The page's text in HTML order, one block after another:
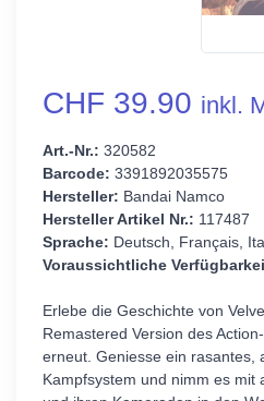
CHF 39.90 inkl.
Art.-Nr.: 320582
Barcode: 3391892035575
Hersteller: Bandai Namco
Hersteller Artikel Nr.: 117487
Sprache: Deutsch, Français,
Voraussichtliche
Erlebe die Geschichte von
Remastered Version des
erneut. Geniesse ein rasantes,
Kampfsystem und nimm es mit